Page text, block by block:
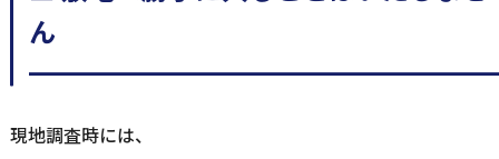
ん
現地調査時には、